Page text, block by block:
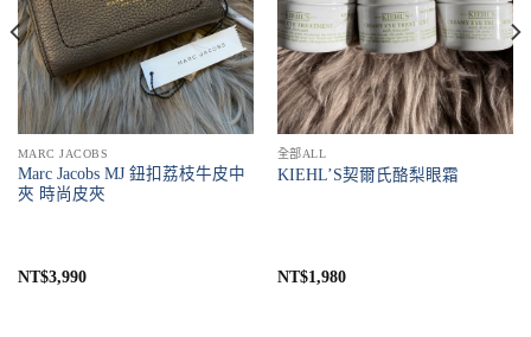
MARC JACOBS
Marc Jacobs MJ 鈕扣荔枝牛皮中
夾 時尚皮夾
NT$3,990
全部ALL
KIEHL’S契爾氏酪梨眼霜
NT$1,980